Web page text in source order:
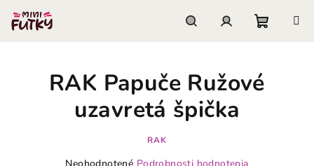
obsah
košík
RAK Papuče Ružové
uzavretá špička
RAK
Priemerné